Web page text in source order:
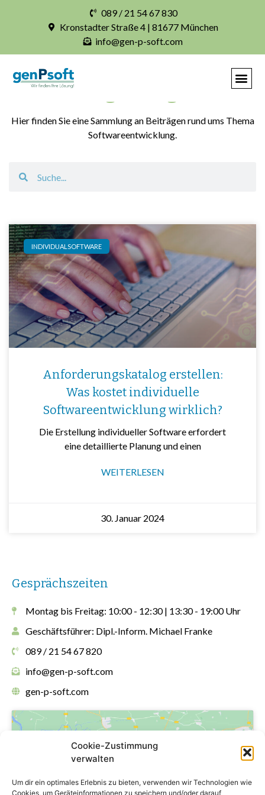
Cookie-Zustimmung
verwalten
Um dir ein optimales Erlebnis zu bieten, verwenden wir Technologien wie
Cookies, um Geräteinformationen zu speichern und/oder darauf
089 / 21 54 67 830
Kronstadter Straße 4 | 81677 München
info@gen-p-soft.com
Hier finden Sie eine Sammlung an Beiträgen rund ums Thema
Softwareentwicklung.
INDIVIDUALSOFTWARE
Anforderungskatalog erstellen:
Was kostet individuelle
Softwareentwicklung wirklich?
Die Erstellung individueller Software erfordert
eine detaillierte Planung und einen
WEITERLESEN
30. Januar 2024
Gesprächszeiten
Montag bis Freitag: 10:00 - 12:30 | 13:30 - 19:00 Uhr
Geschäftsführer: Dipl.-Inform. Michael Franke
089 / 21 54 67 820
info@gen-p-soft.com
gen-p-soft.com
Klicke hier, um Marketing-Cookies zu